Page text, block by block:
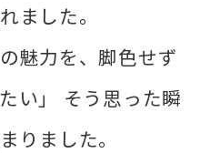
ました。
魅力を、脚色せず
い」 そう思った瞬
りました。